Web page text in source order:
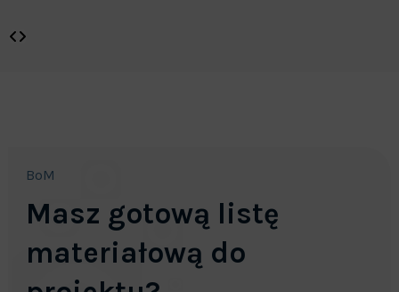
BoM
Masz gotową listę
materiałową do